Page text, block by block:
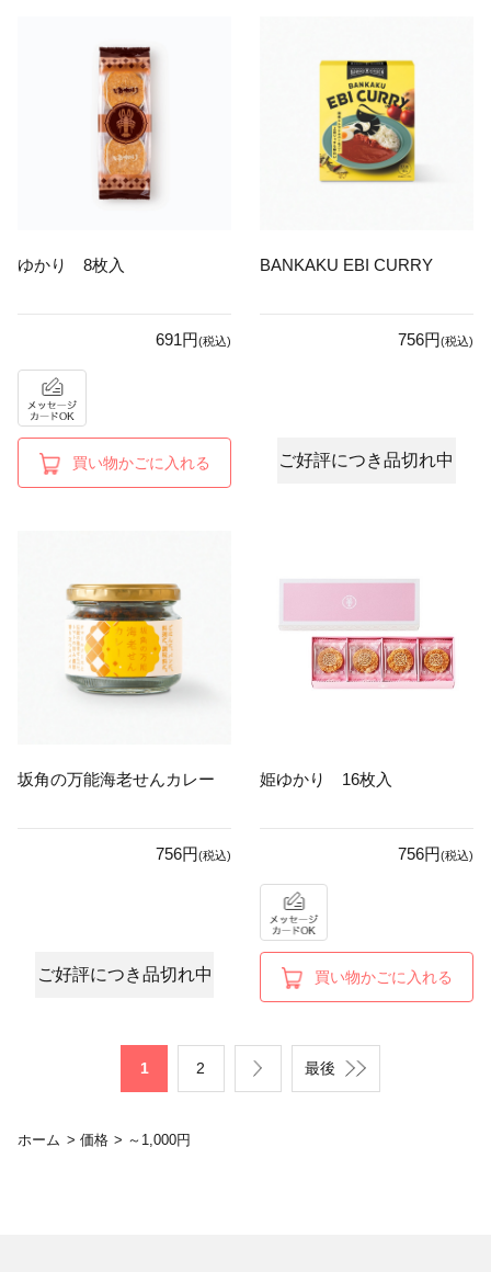
ゆかり 8枚入
691円(税込)
買い物かごに入れる
BANKAKU EBI CURRY
756円(税込)
ご好評につき品切れ中
坂角の万能海老せんカレー
756円(税込)
ご好評につき品切れ中
姫ゆかり 16枚入
756円(税込)
買い物かごに入れる
1 2 最後
ホーム > 価格 > ～1,000円